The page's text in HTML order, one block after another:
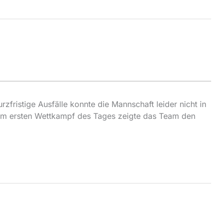
Ausfälle konnte die Mannschaft leider nicht in
ersten Wettkampf des Tages zeigte das Team den